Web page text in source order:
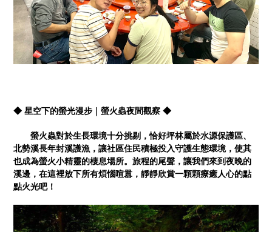
◆ 星空下的螢光漫步｜螢火蟲夜間觀察 ◆
螢火蟲對於生長環境十分挑剔，恰好坪林屬於水源保護區、
北勢溪長年封溪護漁，讓社區住民積極投入守護生態環境，使其
也成為螢火小精靈的棲息場所。旅程的尾聲，讓我們來到夜晚的
溪邊，在這裡放下所有煩惱喧囂，靜靜欣賞一顆顆療癒人心的點
點火光吧！